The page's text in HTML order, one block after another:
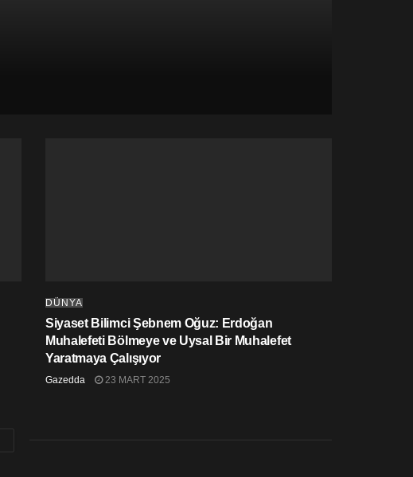
DÜNYA
Siyaset Bilimci Şebnem Oğuz: Erdoğan
Muhalefeti Bölmeye ve Uysal Bir Muhalefet
Yaratmaya Çalışıyor
Gazedda 23 MART 2025